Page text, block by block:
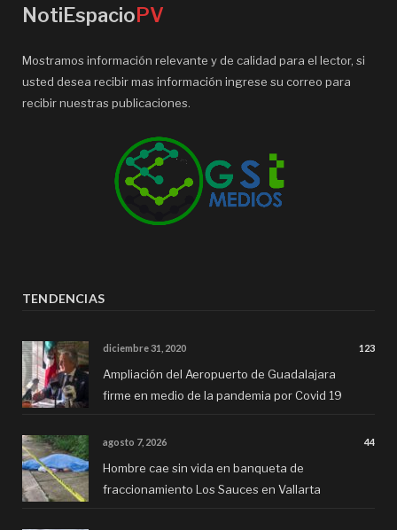
NotiEspacioPV
Mostramos información relevante y de calidad para el lector, si
usted desea recibir mas información ingrese su correo para
recibir nuestras publicaciones.
TENDENCIAS
diciembre 31, 2020 123
Ampliación del Aeropuerto de Guadalajara
firme en medio de la pandemia por Covid 19
agosto 7, 2026 44
Hombre cae sin vida en banqueta de
fraccionamiento Los Sauces en Vallarta